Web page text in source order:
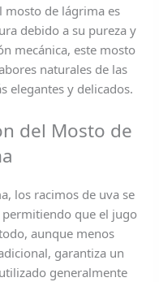
mosto de lágrima es
debido a su pureza y
mecánica, este mosto
naturales de las
elegantes y delicados.
del Mosto de
los racimos de uva se
permitiendo que el jugo
aunque menos
garantiza un
generalmente